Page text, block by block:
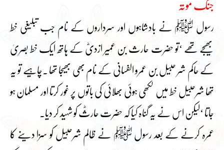
جنگ موتہ
رسول ﷺ نے بادشاہوں اور سرداروں کے نام جب تبلیغی خط
بھیجے تھے ‘تو حضرت حارث بن عمیر ازدیؓ کے ہاتھ ایک خط بصریٰ
کے حاکم شر حبیل بن عمرو الفسانی کے نام بھی بھیجا تھا ۔چاہیے تو یہ
تھا شرحبیل خط میں لکھی ہوئی بھلائی کی باتوں پر غور کرتا اور مسلمان ہو
جاتا ‘لیکن اس نے یہ گناہ کیا کہ حضرت حارثؓ کو شہید کر دیا۔
عمرہ کرنے کے بعد رسول ﷺ نے ظالم شرحبیل کو سزا دینے کا